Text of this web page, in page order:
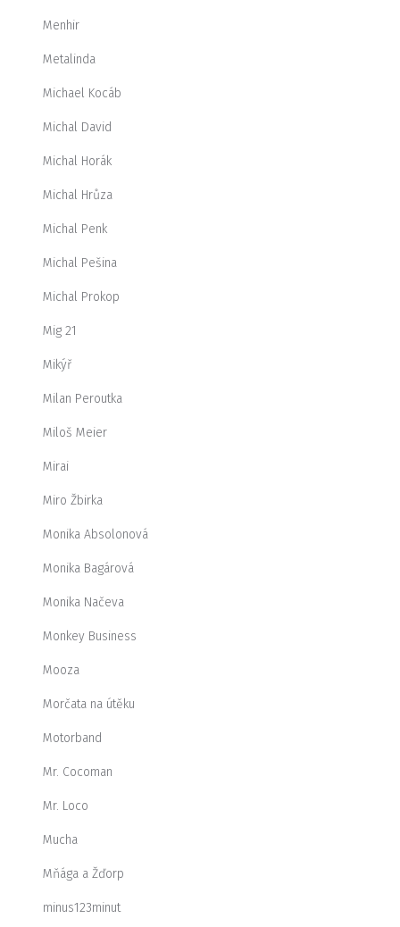
Menhir
Metalinda
Michael Kocáb
Michal David
Michal Horák
Michal Hrůza
Michal Penk
Michal Pešina
Michal Prokop
Mig 21
Mikýř
Milan Peroutka
Miloš Meier
Mirai
Miro Žbirka
Monika Absolonová
Monika Bagárová
Monika Načeva
Monkey Business
Mooza
Morčata na útěku
Motorband
Mr. Cocoman
Mr. Loco
Mucha
Mňága a Žďorp
minus123minut